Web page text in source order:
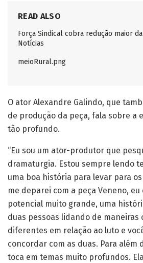
READ ALSO
Força Sindical cobra redução maior
Notícias
meioRural.png
O ator Alexandre Galindo, que
de produção da peça, fala sobre a
tão profundo.
“Eu sou um ator-produtor que
dramaturgia. Estou sempre lendo
uma boa história para levar para
me deparei com a peça Veneno,
potencial muito grande, uma
duas pessoas lidando de maneiras
diferentes em relação ao luto e
concordar com as duas. Para além
toca em temas muito profundos.